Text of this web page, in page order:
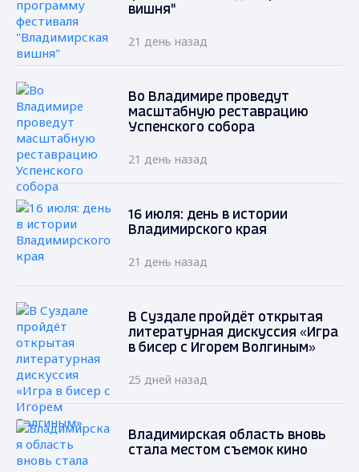
вишня"
21 день назад
Во Владимире проведут
масштабную реставрацию
Успенского собора
21 день назад
16 июля: день в истории
Владимирского края
21 день назад
В Суздале пройдёт открытая
литературная дискуссия «Игра
в бисер с Игорем Волгиным»
25 дней назад
Владимирская область вновь
стала местом съемок кино